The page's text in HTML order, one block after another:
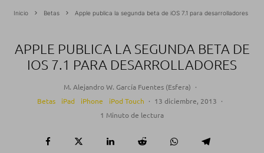
Inicio Betas Apple publica la segunda beta de iOS 7.1 para desarrolladores
APPLE PUBLICA LA SEGUNDA BETA DE
IOS 7.1 PARA DESARROLLADORES
M. Alejandro W. García Fuentes (Esfera) ·
Betas
iPad iPhone iPod Touch · 13 diciembre, 2013 ·
1 Minuto de lectura